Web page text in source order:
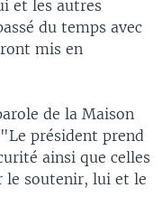
et les autres
du temps avec
mis en
de la Maison
président prend
ainsi que celles
le soutenir, lui et le